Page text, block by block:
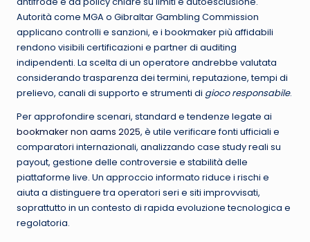
Autorità come MGA o Gibraltar Gambling Commission
applicano controlli e sanzioni, e i bookmaker più affidabili
rendono visibili certificazioni e partner di auditing
indipendenti. La scelta di un operatore andrebbe valutata
considerando trasparenza dei termini, reputazione, tempi di
prelievo, canali di supporto e strumenti di gioco responsabile.
Per approfondire scenari, standard e tendenze legate ai
bookmaker non aams 2025, è utile verificare fonti ufficiali e
comparatori internazionali, analizzando case study reali su
payout, gestione delle controversie e stabilità delle
piattaforme live. Un approccio informato riduce i rischi e
aiuta a distinguere tra operatori seri e siti improvvisati,
soprattutto in un contesto di rapida evoluzione tecnologica e
regolatoria.